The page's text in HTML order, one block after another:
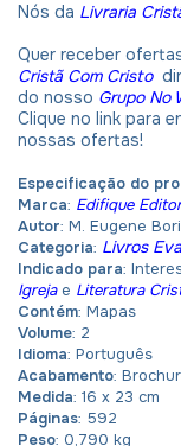
Nós da Livraria
Quer receber
Cristã Com Cristo
do nosso Grupo No
Clique no link para
nossas ofertas!
Especificação do
Marca: Edifique
Autor: M. Eugene
Categoria: Livros
Indicado para:
Igrejae Literatura
Contém: Mapas
Volume: 2
Idioma: Português
Acabamento:
Medida: 16 x 23 cm
Páginas: 592
Peso: 0,790 kg